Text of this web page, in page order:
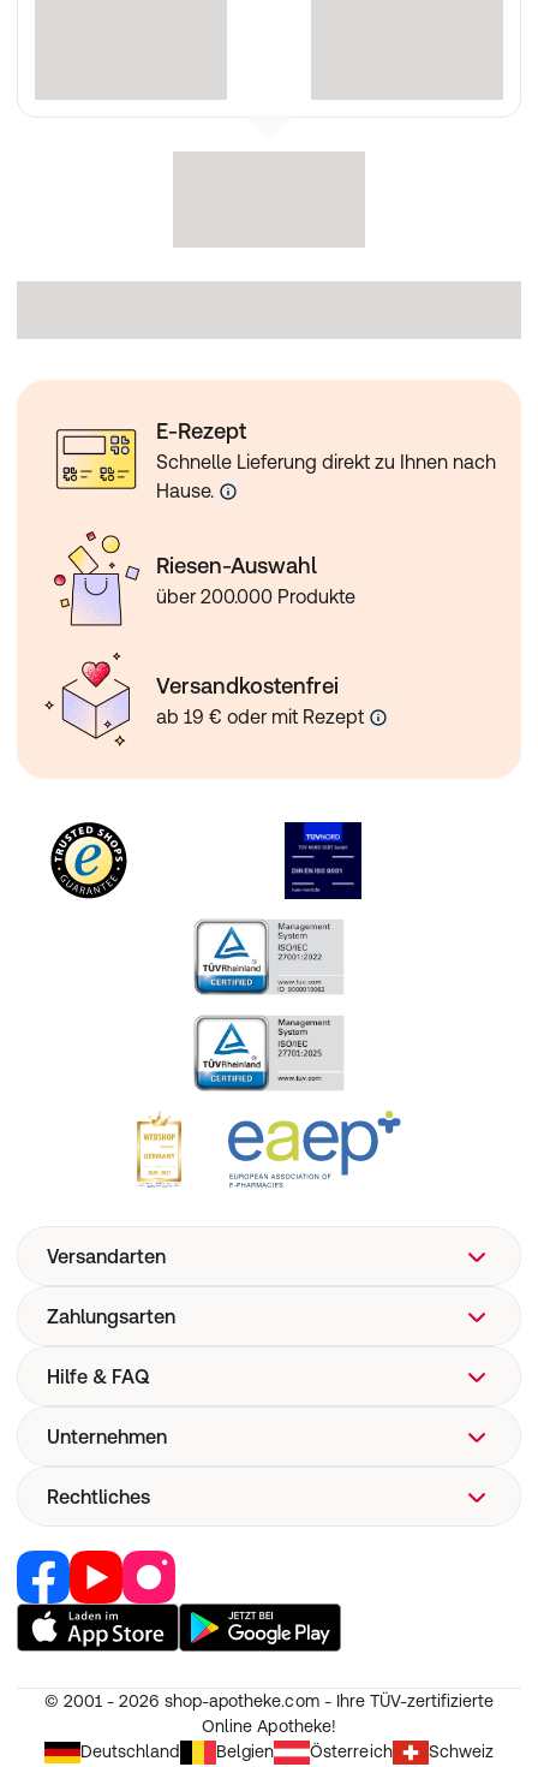
E-Rezept
Schnelle Lieferung direkt zu Ihnen nach
Hause.
Riesen-Auswahl
über 200.000 Produkte
Versandkostenfrei
ab 19 € oder mit Rezept
Versandarten
Zahlungsarten
Hilfe & FAQ
FAQ
Versand
Now! Versand
E-Rezept
Pharmakovigilanz
Unternehmen
Über uns
Corporate Website
Retail Media
Jobs & Karriere
Partner werden
Unsere Apps
Unsere Eigenmarken
Rechtliches
Vertrag widerrufen
Nutzung und Haftung
AGB
Erklärung zur Barrierefreiheit
© 2001 - 2026 shop-apotheke.com - Ihre TÜV-zertifizierte
Online Apotheke!
Deutschland
Belgien Österreich Schweiz